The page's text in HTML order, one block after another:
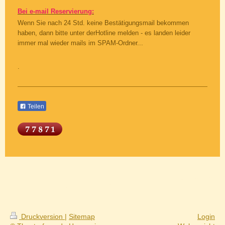
Bei e-mail Reservierung:
Wenn Sie nach 24 Std. keine Bestätigungsmail bekommen
haben, dann bitte unter derHotline melden - es landen leider
immer mal wieder mails im SPAM-Ordner...
Teilen
Druckversion | Sitemap
Login